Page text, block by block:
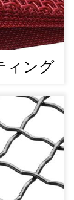
ィング